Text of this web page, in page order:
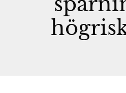
Kontakta oss